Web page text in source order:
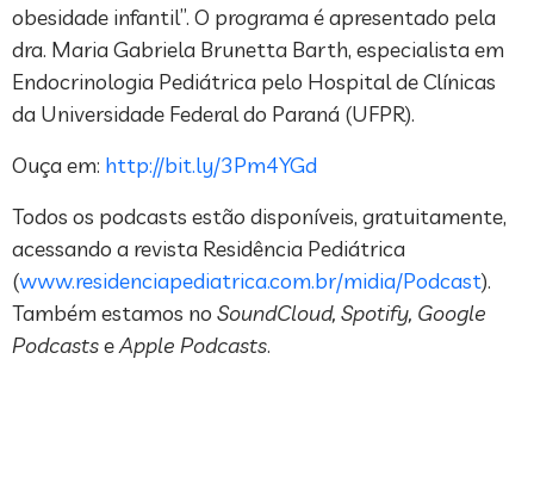
obesidade infantil”. O programa é apresentado pela
dra. Maria Gabriela Brunetta Barth, especialista em
Endocrinologia Pediátrica pelo Hospital de Clínicas
da Universidade Federal do Paraná (UFPR).
Ouça em: http://bit.ly/3Pm4YGd
Todos os podcasts estão disponíveis, gratuitamente,
acessando a revista Residência Pediátrica
(www.residenciapediatrica.com.br/midia/Podcast).
Também estamos no SoundCloud, Spotify, Google
PodcastseApple Podcasts.